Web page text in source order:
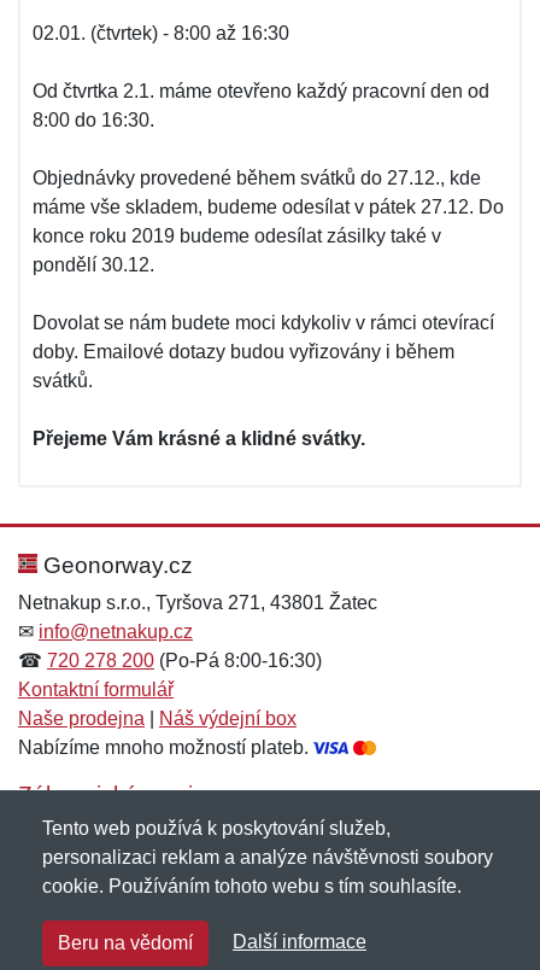
02.01. (čtvrtek) - 8:00 až 16:30
Od čtvrtka 2.1. máme otevřeno každý pracovní den od
8:00 do 16:30.
Objednávky provedené během svátků do 27.12., kde
máme vše skladem, budeme odesílat v pátek 27.12. Do
konce roku 2019 budeme odesílat zásilky také v
pondělí 30.12.
Dovolat se nám budete moci kdykoliv v rámci otevírací
doby. Emailové dotazy budou vyřizovány i během
svátků.
Přejeme Vám krásné a klidné svátky.
Geonorway.cz
Netnakup s.r.o., Tyršova 271, 43801 Žatec
✉ info@netnakup.cz
☎ 720 278 200 (Po-Pá 8:00-16:30)
Kontaktní formulář
Naše prodejna
Náš výdejní box
Nabízíme mnoho možností plateb.
Zákaznický servis
Novinky emailem
Copyright © 2007-2026 (19 let s vámi)Netnakup.cz
NetIQ. Všechna práva vyhrazena.
Tento web používá k poskytování služeb,
personalizaci reklam a analýze návštěvnosti soubory
cookie. Používáním tohoto webu s tím souhlasíte.
Beru na vědomí Další informace